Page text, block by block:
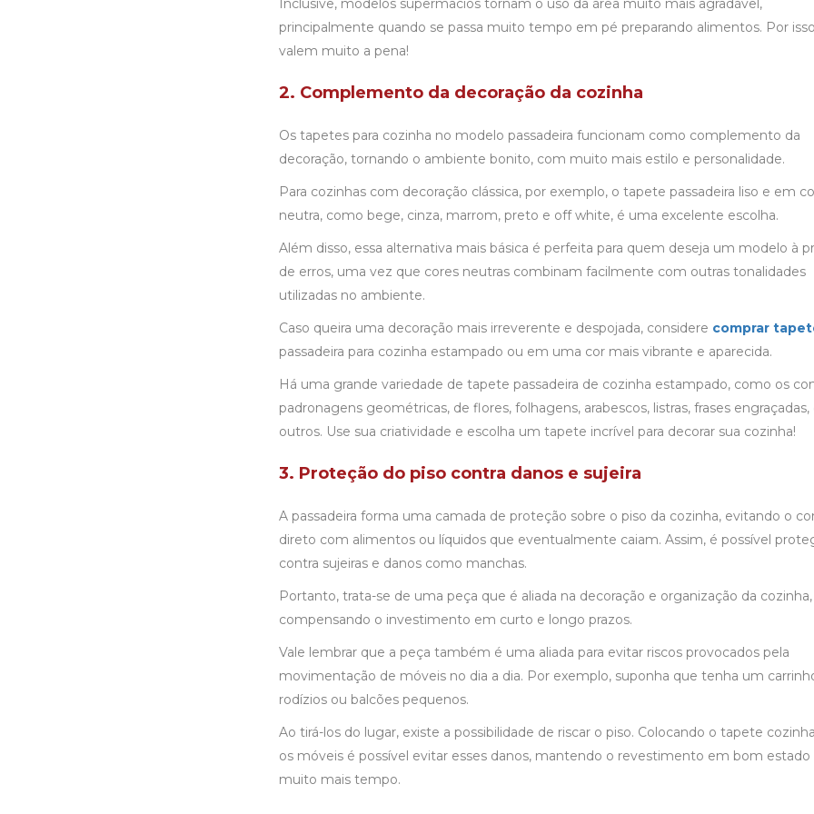
Inclusive, modelos supermacios tornam o uso da área muito mais agradável,
principalmente quando se passa muito tempo em pé preparando alimentos. Por
valem muito a pena!
2. Complemento da decoração da cozinha
Os tapetes para cozinha no modelo passadeira funcionam como complemento da
decoração, tornando o ambiente bonito, com muito mais estilo e personalidade.
Para cozinhas com decoração clássica, por exemplo, o tapete passadeira liso e em
neutra, como bege, cinza, marrom, preto e off white, é uma excelente escolha.
Além disso, essa alternativa mais básica é perfeita para quem deseja um modelo à
de erros, uma vez que cores neutras combinam facilmente com outras tonalidades
utilizadas no ambiente.
Caso queira uma decoração mais irreverente e despojada, considere comprar
passadeira para cozinha estampado ou em uma cor mais vibrante e aparecida.
Há uma grande variedade de tapete passadeira de cozinha estampado, como os
padronagens geométricas, de flores, folhagens, arabescos, listras, frases
outros. Use sua criatividade e escolha um tapete incrível para decorar sua cozinha!
3. Proteção do piso contra danos e sujeira
A passadeira forma uma camada de proteção sobre o piso da cozinha, evitando o
direto com alimentos ou líquidos que eventualmente caiam. Assim, é possível
contra sujeiras e danos como manchas.
Portanto, trata-se de uma peça que é aliada na decoração e organização da cozinha,
compensando o investimento em curto e longo prazos.
Vale lembrar que a peça também é uma aliada para evitar riscos provocados pela
movimentação de móveis no dia a dia. Por exemplo, suponha que tenha um
rodízios ou balcões pequenos.
Ao tirá-los do lugar, existe a possibilidade de riscar o piso. Colocando o tapete cozinha
os móveis é possível evitar esses danos, mantendo o revestimento em bom estado
muito mais tempo.